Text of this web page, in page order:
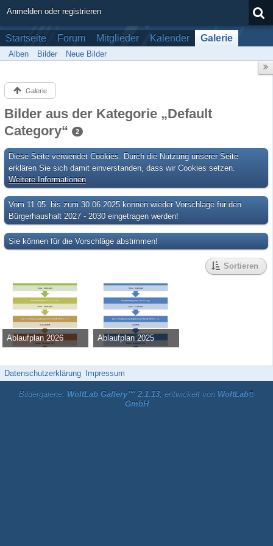
Anmelden oder registrieren
Startseite Forum Mitglieder Kalender Galerie
Alben Bilder Neue Bilder
Galerie
Bilder aus der Kategorie „Default
Category“
2
Diese Seite verwendet Cookies. Durch die Nutzung unserer Seite
erklären Sie sich damit einverstanden, dass wir Cookies setzen.
Weitere Informationen
Vom 11.05. bis zum 30.06.2025 können wieder Vorschläge für den
Bürgerhaushalt 2027 - 2030 eingetragen werden!
Sie können für die Vorschläge abstimmen!
Sortieren
Ablaufplan 2026
Admin-13. Februar 2025
Ablaufplan 2025
Admin-13. März 2024
Datenschutzerklärung Impressum
Bildergalerie: WoltLab Gallery™ 2.1.13, entwickelt von WoltLab®
GmbH